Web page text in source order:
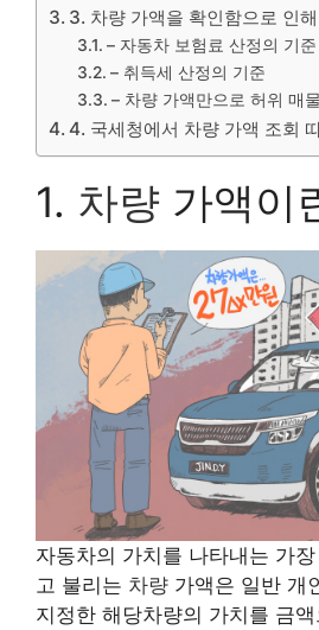
3. 차량 가액을 확인함으로 인
– 자동차 보험료 산정의 기준
– 취득세 산정의 기준
– 차량 가액만으로 허위 매
4. 국세청에서 차량 가액 조회
1. 차량 가액이
자동차의 가치를 나타내는 가
고 불리는 차량 가액은 일반 개
지정한 해당차량의 가치를 금